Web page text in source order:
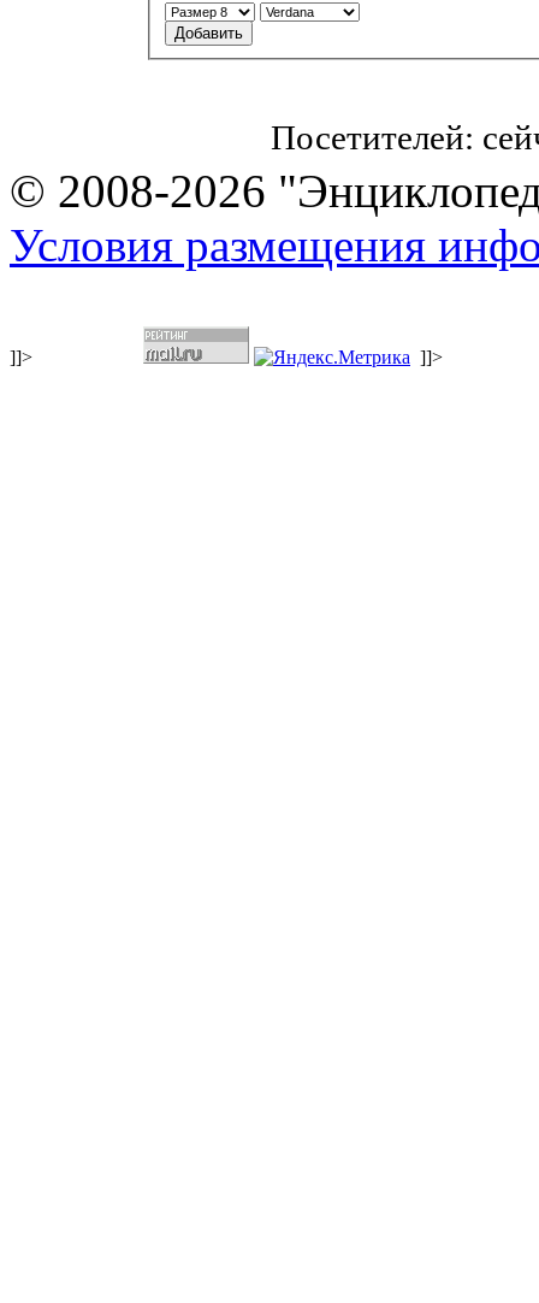
Посетителей:
© 2008-2026
Условия размещения
]]> ]]>